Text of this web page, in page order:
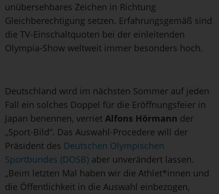
unübersehbares Zeichen in Richtung
Gleichberechtigung setzen. Erfahrungsgemäß sind
die TV-Einschaltquoten bei der einleitenden
Olympia-Show weltweit immer besonders hoch.
Deutschland wird im nächsten Sommer auf jeden
Fall ein solches Doppel für die Eröffnungsfeier in
Japan benennen, verriet Alfons Hörmann der
„Sport-Bild“. Das Auswahl-Procedere will der
Präsident des Deutschen Olympischen
Sportbundes (DOSB) aber unverändert lassen.
„Beim letzten Mal haben wir die Athlet*innen und
die Öffentlichkeit in die Auswahl einbezogen,